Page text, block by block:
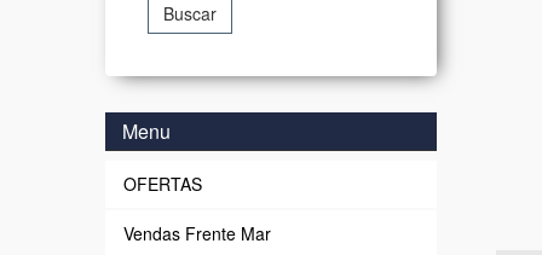
Buscar
Menu
OFERTAS
Vendas Frente Mar